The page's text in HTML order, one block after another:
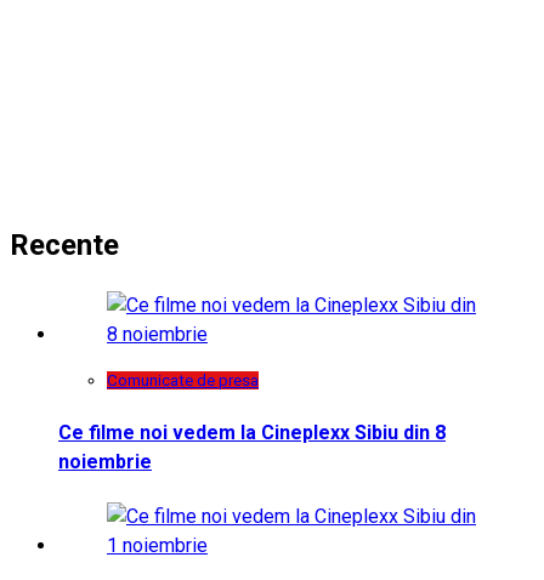
Recente
Comunicate de presa
Ce filme noi vedem la Cineplexx Sibiu din 8
noiembrie